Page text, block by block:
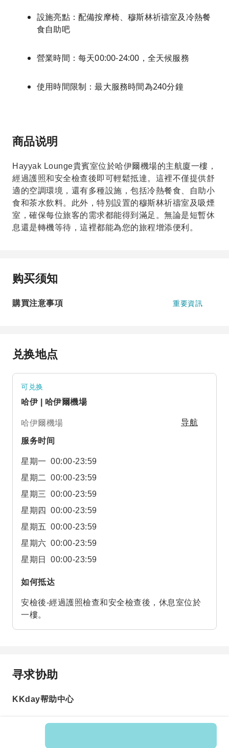
設施亮點：配備按摩椅、穆斯林祈禱室及冷熱餐
食自助吧
營業時間：每天00:00-24:00，全天候服務
使用時間限制：最大服務時間為240分鐘
商品说明
Hayyak Lounge貴賓室位於哈伊爾機場的主航廈一樓，
經過護照和安全檢查後即可輕鬆抵達。這裡不僅提供舒
適的空調環境，還有多種設施，包括冷熱餐食、自助小
食和茶水飲料。此外，特別設置的穆斯林祈禱室及吸煙
室，確保每位旅客的需求都能得到滿足。無論是短暫休
息還是轉機等待，這裡都能為您的旅程增添便利。
购买须知
購買注意事項 重要資訊
兑换地点
可兑换
哈伊 | 哈伊爾機場
哈伊爾機場 导航
服务时间
星期一 00:00-23:59
星期二
00:00-23:59
星期三 00:00-23:59
星期四
00:00-23:59
星期五 00:00-23:59
星期六 00:00-23:59
星期日
00:00-23:59
如何抵达
安檢後-經過護照檢查和安全檢查後，休息室位於
一樓。
寻求协助
KKday帮助中心